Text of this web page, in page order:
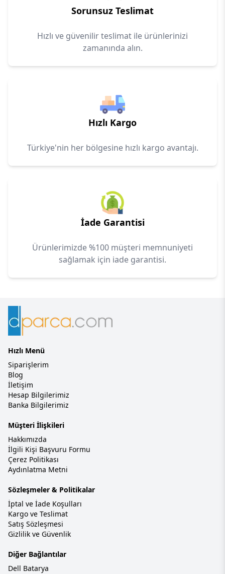
Sorunsuz Teslimat
Hızlı ve güvenilir teslimat ile ürünlerinizi
zamanında alın.
Hızlı Kargo
Türkiye'nin her bölgesine hızlı kargo avantajı.
İade Garantisi
Ürünlerimizde %100 müşteri memnuniyeti
sağlamak için iade garantisi.
Hızlı Menü
Siparişlerim
Blog
İletişim
Hesap Bilgilerimiz
Banka Bilgilerimiz
Müşteri İlişkileri
Hakkımızda
İlgili Kişi Başvuru Formu
Çerez Politikası
Aydınlatma Metni
Sözleşmeler & Politikalar
İptal ve İade Koşulları
Kargo ve Teslimat
Satış Sözleşmesi
Gizlilik ve Güvenlik
Diğer Bağlantılar
Dell Batarya